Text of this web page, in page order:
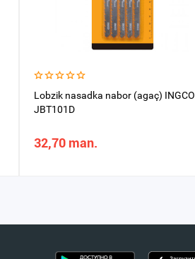
Lobzik nasadka nabor (agaç) INGCO
JBT101D
32,70 man.